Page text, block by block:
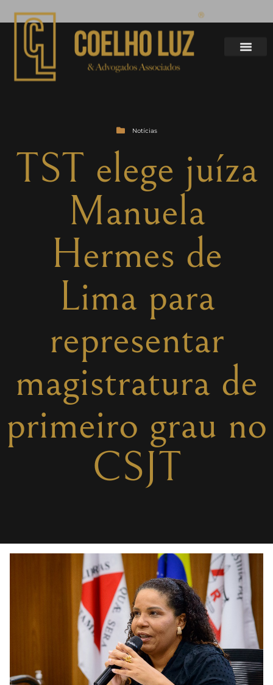
Notícias
TST elege juíza
Manuela
Hermes de
Lima para
representar
magistratura de
primeiro grau no
CSJT